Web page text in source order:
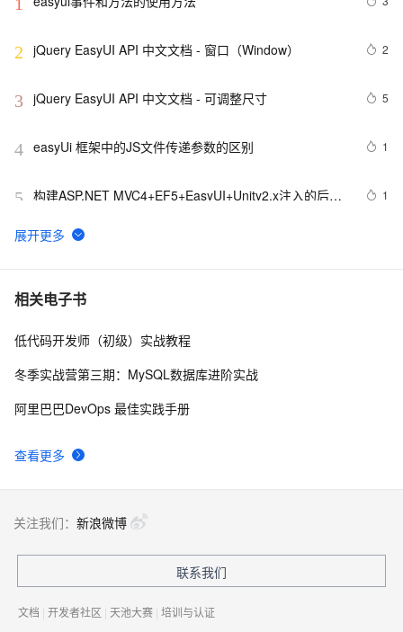
2 jQuery EasyUI API 中文文档 - 窗口（Window） 2
3 jQuery EasyUI API 中文文档 - 可调整尺寸 5
4 easyUi 框架中的JS文件传递参数的区别 1
5 构建ASP.NET MVC4+EF5+EasyUI+Unity2.x注入的后台
1
6 easyui学习笔记8—在手风琴中加载其他的页面
7 构建ASP.NET MVC4+EF5+EasyUI+Unity2.x注入的后台
8 构建ASP.NET MVC4+EF5+EasyUI+Unity2.x注入的后台
管理系统（19）-权限管理系统-用户登录
相关电子书
查看更多
低代码开发师（初级）实战教程
冬季实战营第三期：MySQL数据库进阶实战
阿里巴巴DevOps 最佳实践手册
关注我们： 新浪微博
联系我们
文档 | 开发者社区 | 天池大赛 | 培训与认证